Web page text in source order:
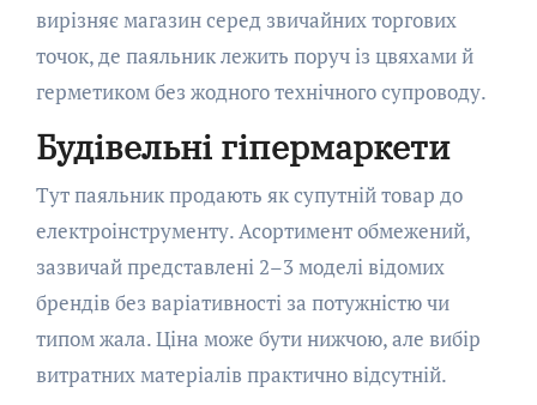
вирізняє магазин серед звичайних торгових
точок, де паяльник лежить поруч із цвяхами й
герметиком без жодного технічного супроводу.
Будівельні гіпермаркети
Тут паяльник продають як супутній товар до
електроінструменту. Асортимент обмежений,
зазвичай представлені 2–3 моделі відомих
брендів без варіативності за потужністю чи
типом жала. Ціна може бути нижчою, але вибір
витратних матеріалів практично відсутній.